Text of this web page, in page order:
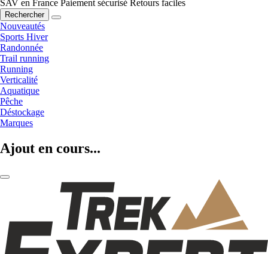
SAV en France Paiement sécurisé Retours faciles
Rechercher
Nouveautés
Sports Hiver
Randonnée
Trail running
Running
Verticalité
Aquatique
Pêche
Déstockage
Marques
Ajout en cours...